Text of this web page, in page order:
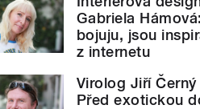
Gabriela
bojuju, jsou
z internetu
Virolog Jiří Černý
Před exotickou